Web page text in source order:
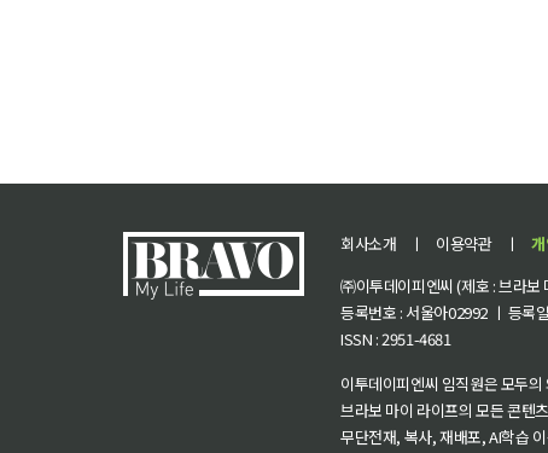
회사소개 ㅣ 이용약관 ㅣ
㈜이투데이피엔씨 (제호 : 브라
등록번호 : 서울아02992 ㅣ 등록
ISSN : 2951-4681
이투데이피엔씨 임직원은 모두의
브라보 마이 라이프의 모든 콘텐
무단전재, 복사, 재배포, AI학습